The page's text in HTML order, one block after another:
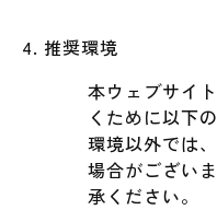
推奨環境
本ウェブサイ
くために以下
環境以外では
場合がござい
承ください。